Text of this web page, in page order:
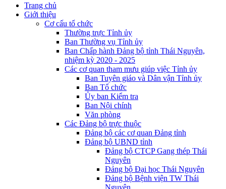
Trang chủ
Giới thiệu
Cơ cấu tổ chức
Thường trực Tỉnh ủy
Ban Thường vụ Tỉnh ủy
Ban Chấp hành Đảng bộ tỉnh Thái Nguyên,
nhiệm kỳ 2020 - 2025
Các cơ quan tham mưu giúp việc Tỉnh ủy
Ban Tuyên giáo và Dân vận Tỉnh ủy
Ban Tổ chức
Ủy ban Kiểm tra
Ban Nội chính
Văn phòng
Các Đảng bộ trực thuộc
Đảng bộ các cơ quan Đảng tỉnh
Đảng bộ UBND tỉnh
Đảng bộ CTCP Gang thép Thái
Nguyên
Đảng bộ Đại học Thái Nguyên
Đảng bộ Bệnh viện TW Thái
Nguyên